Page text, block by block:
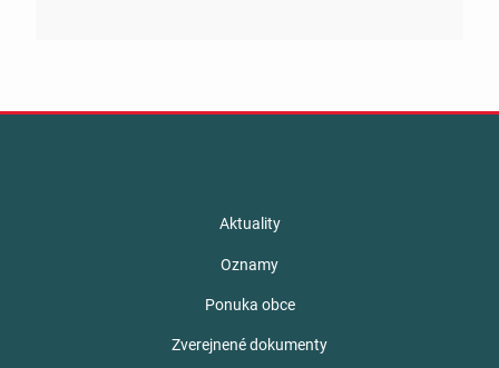
Aktuality
Oznamy
Ponuka obce
Zverejnené dokumenty